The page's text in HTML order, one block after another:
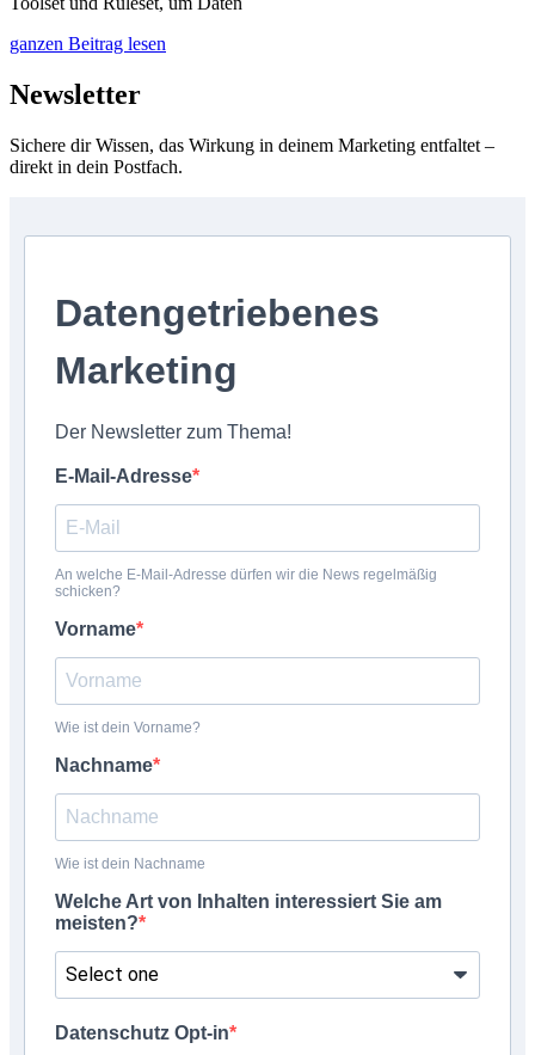
ganzen Beitrag lesen
Newsletter
Sichere dir Wissen, das Wirkung in deinem Marketing entfaltet –
direkt in dein Postfach.
Datengetriebenes
Marketing
Der Newsletter zum Thema!
E-Mail-Adresse
An welche E-Mail-Adresse dürfen wir die News regelmäßig
schicken?
Vorname
Wie ist dein Vorname?
Nachname
Wie ist dein Nachname
Welche Art von Inhalten interessiert Sie am
meisten?
Datenschutz Opt-in